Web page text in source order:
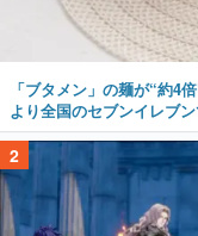
「ブタメン」の麺が“約4
より全国のセブンイレブ
2